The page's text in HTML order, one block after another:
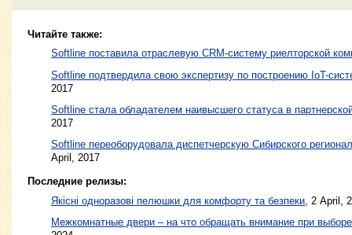
Читайте также:
Softline поставила отраслевую CRM-систему риелторской
Softline подтвердила свою экспертизу по построению IoT-
2017
Softline стала обладателем наивысшего статуса в
2017
Softline переоборудовала диспетчерскую Сибирского
April, 2017
Последние релизы:
Якісні одноразові пелюшки для комфорту та безпеки , 2 April,
Межкомнатные двери – на что обращать внимание при